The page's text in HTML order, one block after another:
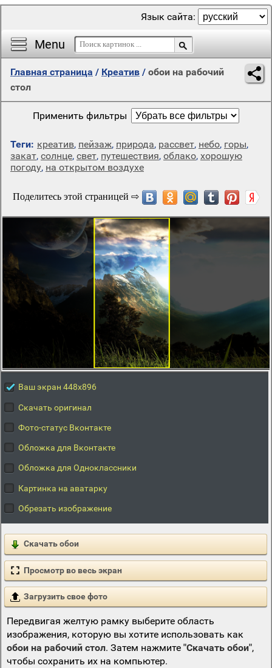
Menu
Язык сайта:
Главная страница / Креатив / обои на рабочий
стол
Применить фильтры
Теги: креатив, пейзаж, природа, рассвет, небо, горы,
закат, солнце, свет, путешествия, облако, хорошую
погоду, на открытом воздухе
Ваш экран 448x896
Скачать оригинал
Фото-статус Вконтакте
Обложка для Вконтакте
Обложка для Одноклассники
Картинка на аватарку
Обрезать изображение
Скачать обои
Просмотр во весь экран
Загрузить свое фото
Передвигая желтую рамку выберите область
изображения, которую вы хотите использовать как
обои на рабочий стол. Затем нажмите "Скачать обои",
чтобы сохранить их на компьютер.